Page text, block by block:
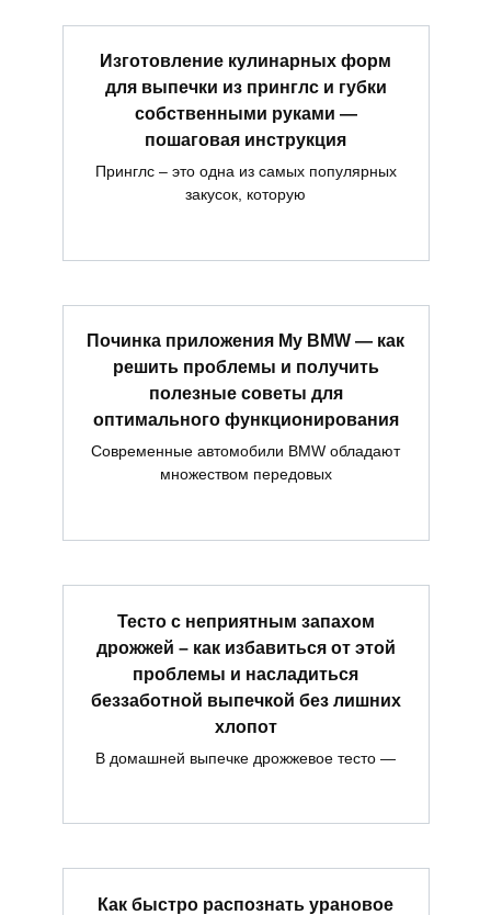
Изготовление кулинарных форм
для выпечки из принглс и губки
собственными руками —
пошаговая инструкция
Принглс – это одна из самых популярных
закусок, которую
Починка приложения My BMW — как
решить проблемы и получить
полезные советы для
оптимального функционирования
Современные автомобили BMW обладают
множеством передовых
Тесто с неприятным запахом
дрожжей – как избавиться от этой
проблемы и насладиться
беззаботной выпечкой без лишних
хлопот
В домашней выпечке дрожжевое тесто —
Как быстро распознать урановое